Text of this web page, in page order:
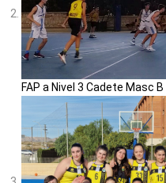
FAP a Nivel 3 Cadete Masc B